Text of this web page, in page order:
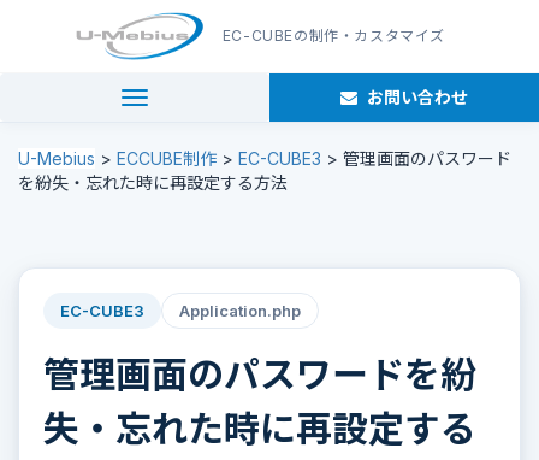
EC-CUBEの制作・カスタマイズ
navigation お問い合わせ
U-Mebius > ECCUBE制作 > EC-CUBE3 > 管理画面のパスワード
を紛失・忘れた時に再設定する方法
EC-CUBE3 Application.php
管理画面のパスワードを紛
失・忘れた時に再設定する